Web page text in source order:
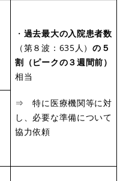
・ 過去最大の入院患者数
（第８波：635人） の５
割（ピークの３週間前）
相当
⇒ 特に医療機関等に対
し、必要な準備について
協力依頼